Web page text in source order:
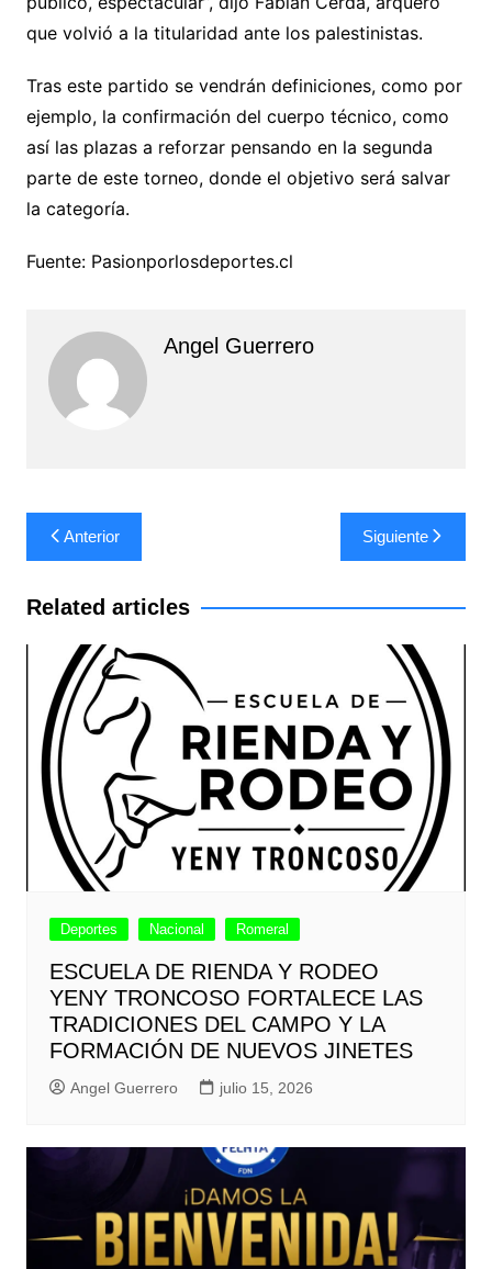
que volvió a la titularidad ante los palestinistas.
Tras este partido se vendrán definiciones, como por
ejemplo, la confirmación del cuerpo técnico, como
así las plazas a reforzar pensando en la segunda
parte de este torneo, donde el objetivo será salvar
la categoría.
Fuente: Pasionporlosdeportes.cl
Angel Guerrero
Navegación
de
entradas
Anterior Siguiente
Related articles
Deportes Nacional Romeral
ESCUELA DE RIENDA Y RODEO
YENY TRONCOSO FORTALECE LAS
TRADICIONES DEL CAMPO Y LA
FORMACIÓN DE NUEVOS JINETES
Angel Guerrero julio 15, 2026